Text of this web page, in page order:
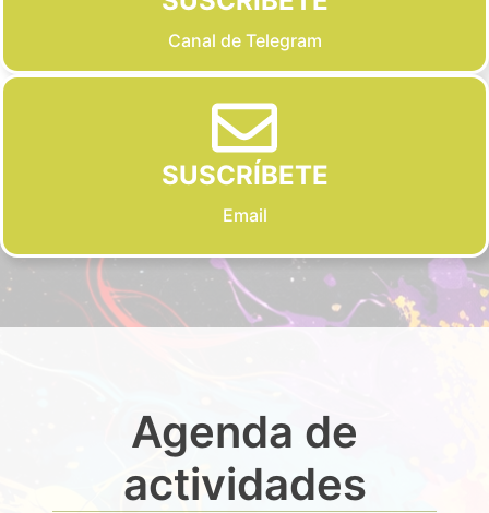
Canal de Telegram
SUSCRÍBETE
Email
Agenda de
actividades